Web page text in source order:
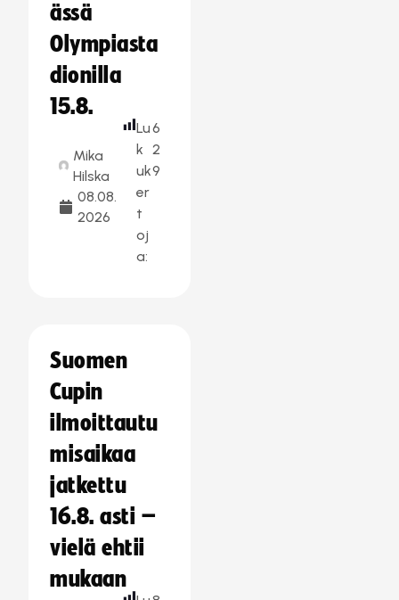
ässä
Olympiasta
dionilla
15.8.
Mika
Hilska
08.08.
2026
Lu
k
uk
er
t
oj
a:
6
2
9
Suomen
Cupin
ilmoittautu
misaikaa
jatkettu
16.8. asti –
vielä ehtii
mukaan